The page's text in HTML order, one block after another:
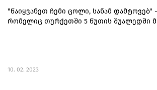
"წაიყვანეთ ჩემი ცოლი, სანამ დამტოვებ"
რომელიც თურქეთში 5 წუთის შუალედში
10. 02. 2023